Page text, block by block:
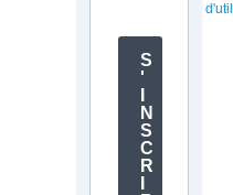
S
'
N
S
C
R